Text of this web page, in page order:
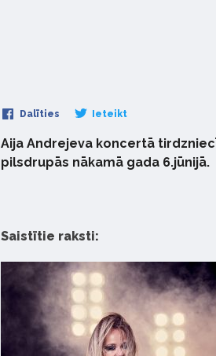
Dalīties Ieteikt
Aija Andrejeva koncertā
pilsdrupās nākamā gada 6.jūnijā.
Saistītie raksti: